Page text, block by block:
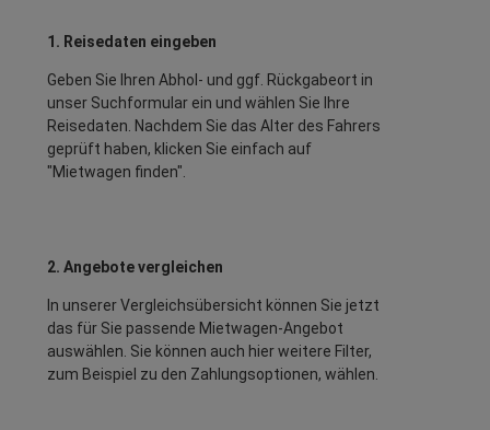
1. Reisedaten eingeben
Geben Sie Ihren Abhol- und ggf. Rückgabeort in
unser Suchformular ein und wählen Sie Ihre
Reisedaten. Nachdem Sie das Alter des Fahrers
geprüft haben, klicken Sie einfach auf
"Mietwagen finden".
2. Angebote vergleichen
In unserer Vergleichsübersicht können Sie jetzt
das für Sie passende Mietwagen-Angebot
auswählen. Sie können auch hier weitere Filter,
zum Beispiel zu den Zahlungsoptionen, wählen.